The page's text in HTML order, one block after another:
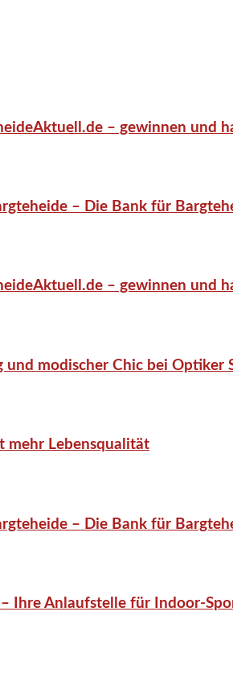
– gewinnen und
– Die Bank für
– gewinnen und
und modischer Chic bei Optiker
mehr Lebensqualität
– Die Bank für
Ihre Anlaufstelle für Indoor-